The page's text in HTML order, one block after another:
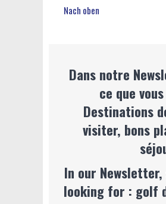
Nach oben
Dans notre
ce que
Destinations
visiter, bons
In our
looking for : golf